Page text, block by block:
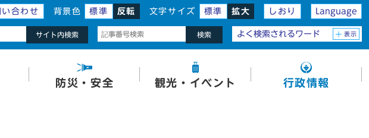
い合わせ 背景色 標準 反転 文字サイズ 標準 拡大 しおり Language
サイト内検索 検索 よく検索されるワード 表示
防災・安全 観光・イベント 行政情報